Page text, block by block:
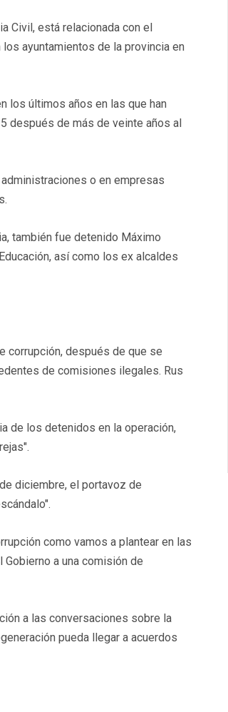
Civil, está relacionada con el
ayuntamientos de la provincia en
los últimos años en las que han
después de más de veinte años al
o en empresas
también fue detenido Máximo
así como los ex alcaldes
corrupción, después de que se
de comisiones ilegales. Rus
de los detenidos en la operación,
diciembre, el portavoz de
como vamos a plantear en las
a una comisión de
a las conversaciones sobre la
pueda llegar a acuerdos